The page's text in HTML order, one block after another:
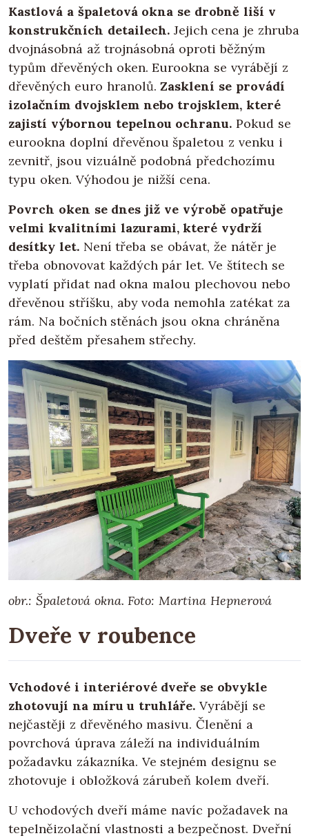
Kastlová a špaletová okna se drobně liší v
konstrukčních detailech.Jejich cena je zhruba
dvojnásobná až trojnásobná oproti běžným
typům dřevěných oken. Eurookna se vyrábějí z
dřevěných euro hranolů. Zasklení se provádí
izolačním dvojsklem nebo trojsklem, které
zajistí výbornou tepelnou ochranu. Pokud se
eurookna doplní dřevěnou špaletou z venku i
zevnitř, jsou vizuálně podobná předchozímu
typu oken. Výhodou je nižší cena.
Povrch oken se dnes již ve výrobě opatřuje
velmi kvalitními lazurami, které vydrží
desítky let.Není třeba se obávat, že nátěr je
třeba obnovovat každých pár let. Ve štítech se
vyplatí přidat nad okna malou plechovou nebo
dřevěnou stříšku, aby voda nemohla zatékat za
rám. Na bočních stěnách jsou okna chráněna
před deštěm přesahem střechy.
obr.: Špaletová okna.Foto: Martina Hepnerová
Dveře v roubence
Vchodové i interiérové dveře se obvykle
zhotovují na míru u truhláře. Vyrábějí se
nejčastěji z dřevěného masivu. Členění a
povrchová úprava záleží na individuálním
požadavku zákazníka. Ve stejném designu se
zhotovuje i obložková zárubeň kolem dveří.
U vchodových dveří máme navíc požadavek na
tepelněizolační vlastnosti a bezpečnost. Dveřní